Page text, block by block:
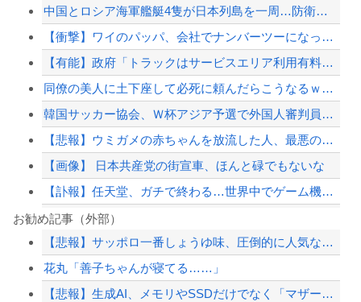
中国とロシア海軍艦艇4隻が日本列島を一周…防衛省が全航路を公開！
【衝撃】ワイのパッパ、会社でナンバーツーになった結果ｗｗｗｗｗｗｗｗｗｗ
【有能】政府「トラックはサービスエリア利用有料化すればサボらず走るし流問題解決じ...
同僚の美人に土下座して必死に頼んだらこうなるｗｗｗ
韓国サッカー協会、Ｗ杯アジア予選で外国人審判員に性的接待か…韓国放送局が独占報道
【悲報】ウミガメの赤ちゃんを放流した人、最悪の行動だと叩かれるｗｗｗｗ
【画像】 日本共産党の街宣車、ほんと碌でもないな
【訃報】任天堂、ガチで終わる…世界中でゲーム機が売れなくなってしまった模様
【朗報】中居正広さん、また聖人エピソードが追加されるｗｗｗｗｗ
東大「貯金あと数年で尽きます」→研究者削減へ…
お勧め記事（外部）
【悲報】サッポロ一番しょうゆ味、圧倒的に人気なしｗｗｗｗｗｗｗｗｗｗ
花丸「善子ちゃんが寝てる……」
【悲報】生成AI、メモリやSSDだけでなく「マザーボード」まで値上げさせてしまい...